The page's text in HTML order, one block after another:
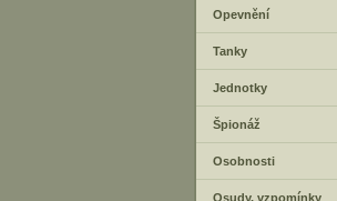
Opevnění
Tanky
Jednotky
Špionáž
Osobnosti
Osudy, vzpomínky